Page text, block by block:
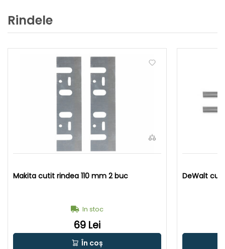
Rindele
Makita cutit rindea 110 mm 2 buc
In stoc
69 Lei
În coș
DeWalt